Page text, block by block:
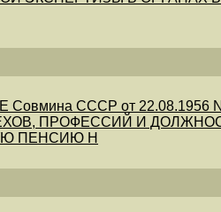
СССР от
ПРОФЕССИЙ И
ПЕНСИЮ Н